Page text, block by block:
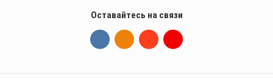
Оставайтесь на связи